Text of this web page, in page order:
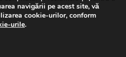
navigării pe acest site, vă
cookie-urilor, conform
urile.